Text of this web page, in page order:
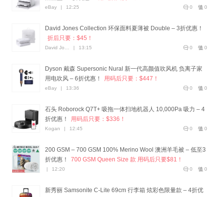
0
0
eBay | 12:25
David Jones Collection 环保面料夏薄被 Double – 3折优惠！
折后只要：$45！
0
0
| 13:15
Dyson 戴森 Supersonic Nural 新一代高颜值吹风机 负离子家
用电吹风 – 6折优惠！
用码后只要：$447！
0
0
eBay | 13:36
石头 Roborock Q7T+ 吸拖一体扫地机器人 10,000Pa 吸力 – 4
折优惠！
用码后只要：$336！
0
0
Kogan | 12:45
200 GSM – 700 GSM 100% Merino Wool 澳洲羊毛被 – 低至3
折优惠！
700 GSM Queen Size 款 用码后只要$81！
0
0
| 12:20
新秀丽 Samsonite C-Lite 69cm 行李箱 炫彩色限量款 – 4折优